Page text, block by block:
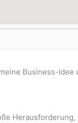
Business-Idee